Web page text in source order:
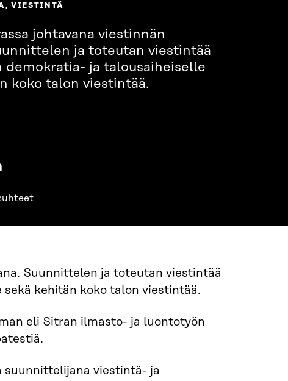
VIESTINTÄ
johtavana viestinnän
ja toteutan viestintää
demokratia- ja talousaiheiselle
koko talon viestintää.
Suunnittelen ja toteutan viestintää
kehitän koko talon viestintää.
eli Sitran ilmasto- ja luontotyön
suunnittelijana viestintä- ja